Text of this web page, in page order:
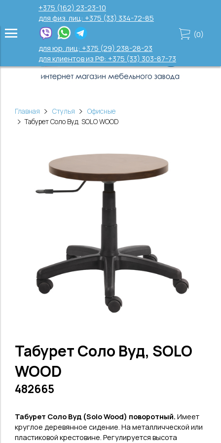
+375 (162) 23-23-10
для физ. лиц: +375 (33) 334-72-85
для юр. лиц: +375 (29) 238-28-23
для клиентов из РФ: +375 (33) 303-87-73
(0)
Главная Стулья
Офисные
Табурет Соло Вуд, SOLO WOOD
Табурет Соло Вуд, SOLO
WOOD
482665
Табурет Соло Вуд (Solo Wood) поворотный. Имеет
круглое деревянное сидение. На металличческой или
пластиковой крестовине. Регулируется высота